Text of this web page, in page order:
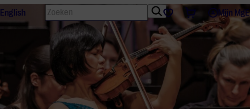
English Zoeken FavorietenTicketsMijn MgE